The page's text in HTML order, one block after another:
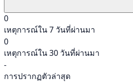
0
เหตุการณ์ใน 7 วันที่ผ่านมา
0
เหตุการณ์ใน 30 วันที่ผ่านมา
-
การปรากฏตัวล่าสุด